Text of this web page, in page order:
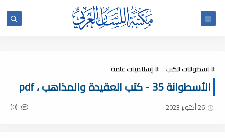
اسطوانات الكتب إسلاميات عامة
الأسطوانة 35 - كتب العقيدة والمذاهب ، pdf
26 أكتوبر 2023 (0)